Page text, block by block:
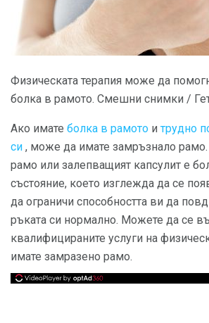
Физическата терапия може да
болка в рамото. Смешни снимки /
Ако имате болка в рамото и трудно
си , може да имате замръзнало
рамо или залепващият капсулит е
състояние, което изглежда да се
да ограничи способността ви да
ръката си нормално. Можете да се
квалифицираните услуги на
имате замразено рамо.